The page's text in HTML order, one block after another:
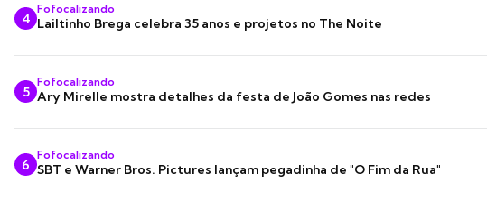
4
Fofocalizando
Lailtinho Brega celebra 35 anos e projetos no The Noite
5
Fofocalizando
Ary Mirelle mostra detalhes da festa de João Gomes nas redes
6
Fofocalizando
SBT e Warner Bros. Pictures lançam pegadinha de "O Fim da Rua"